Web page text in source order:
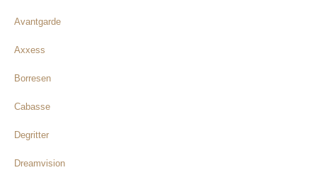
Avantgarde
Axxess
Borresen
Cabasse
Degritter
Dreamvision